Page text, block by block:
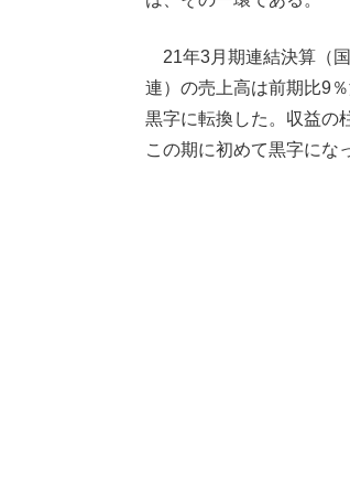
21年3月期連結決算（
連）の売上高は前期比9
黒字に転換した。収益の
この期に初めて黒字にな